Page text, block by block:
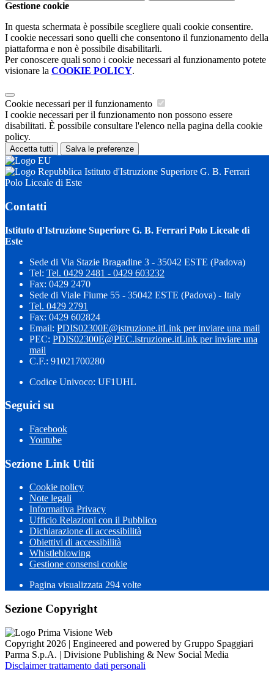
Gestione cookie
In questa schermata è possibile scegliere quali cookie consentire.
I cookie necessari sono quelli che consentono il funzionamento della
piattaforma e non è possibile disabilitarli.
Per conoscere quali sono i cookie necessari al funzionamento potete
visionare la COOKIE POLICY.
Cookie necessari per il funzionamento
I cookie necessari per il funzionamento non possono essere
disabilitati. È possibile consultare l'elenco nella pagina della cookie
policy.
Accetta tutti Salva le preferenze
Istituto d'Istruzione Superiore G. B. Ferrari
Polo Liceale di Este
Contatti
Istituto d'Istruzione Superiore G. B. Ferrari Polo Liceale di
Este
Sede di Via Stazie Bragadine 3 - 35042 ESTE (Padova)
Tel: Tel. 0429 2481 - 0429 603232
Fax: 0429 2470
Sede di Viale Fiume 55 - 35042 ESTE (Padova) - Italy
Tel. 0429 2791
Fax: 0429 602824
Email: PDIS02300E@istruzione.itLink per inviare una mail
PEC: PDIS02300E@PEC.istruzione.itLink per inviare una
mail
C.F.: 91021700280
Codice Univoco: UF1UHL
Seguici su
Facebook
Youtube
Sezione Link Utili
Cookie policy
Note legali
Informativa Privacy
Ufficio Relazioni con il Pubblico
Dichiarazione di accessibilità
Obiettivi di accessibilità
Whistleblowing
Gestione consensi cookie
Pagina visualizzata 294 volte
Sezione Copyright
Copyright 2026 | Engineered and powered by Gruppo Spaggiari
Parma S.p.A. | Divisione Publishing & New Social Media
Disclaimer trattamento dati personali